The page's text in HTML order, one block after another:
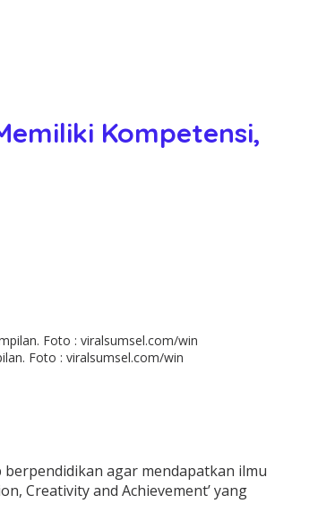
Kompetensi,
Foto : viralsumsel.com/win
berpendidikan agar mendapatkan ilmu
Creativity and Achievement’ yang